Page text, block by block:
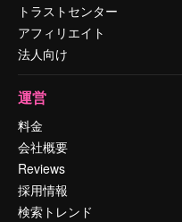
トラストセンター
アフィリエイト
法人向け
運営
料金
会社概要
Reviews
採用情報
検索トレンド